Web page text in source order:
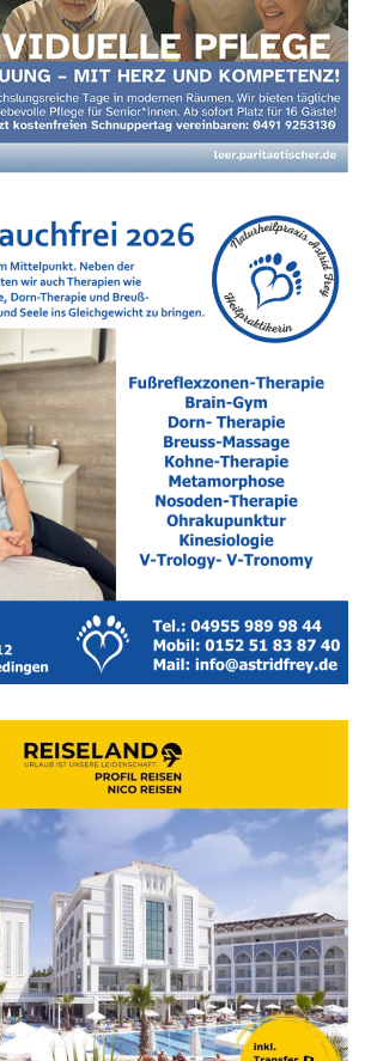
der Buchung geach­tet
das sich mit dem Sie­gel „fami­li­en­
hält in der Pra­xis alle Ver­spre­chen.
auf die Aus­stat­tungs­de­tails lohnt sich
Gibt es qua­li­fi­zier­te Betreu­ung
auf­ge­teil­ten Gruppen?
Rock-Oper-Momen­te. Eine
an eine der größ­ten Bands aller Zei­ten
Anspruch, dem Ori­gi­nal­ge­fühl so nah
zu kommen.
zeitnah.
an Bord
Fes­ti­val von star­ken Part­nern aus der
Möbel­haus Berg­enthal, DÜRING
Moden, Men­gers am Markt sowie
Bohlmann.
Ver­lag und dieFace­book­
.
für Ost­frie­sand — Leer — Aurich